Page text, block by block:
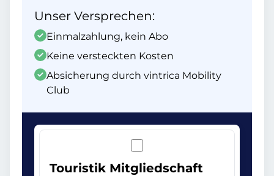
Unser Versprechen:
Einmalzahlung, kein Abo
Keine versteckten Kosten
Absicherung durch vintrica Mobility
Club
Touristik Mitgliedschaft